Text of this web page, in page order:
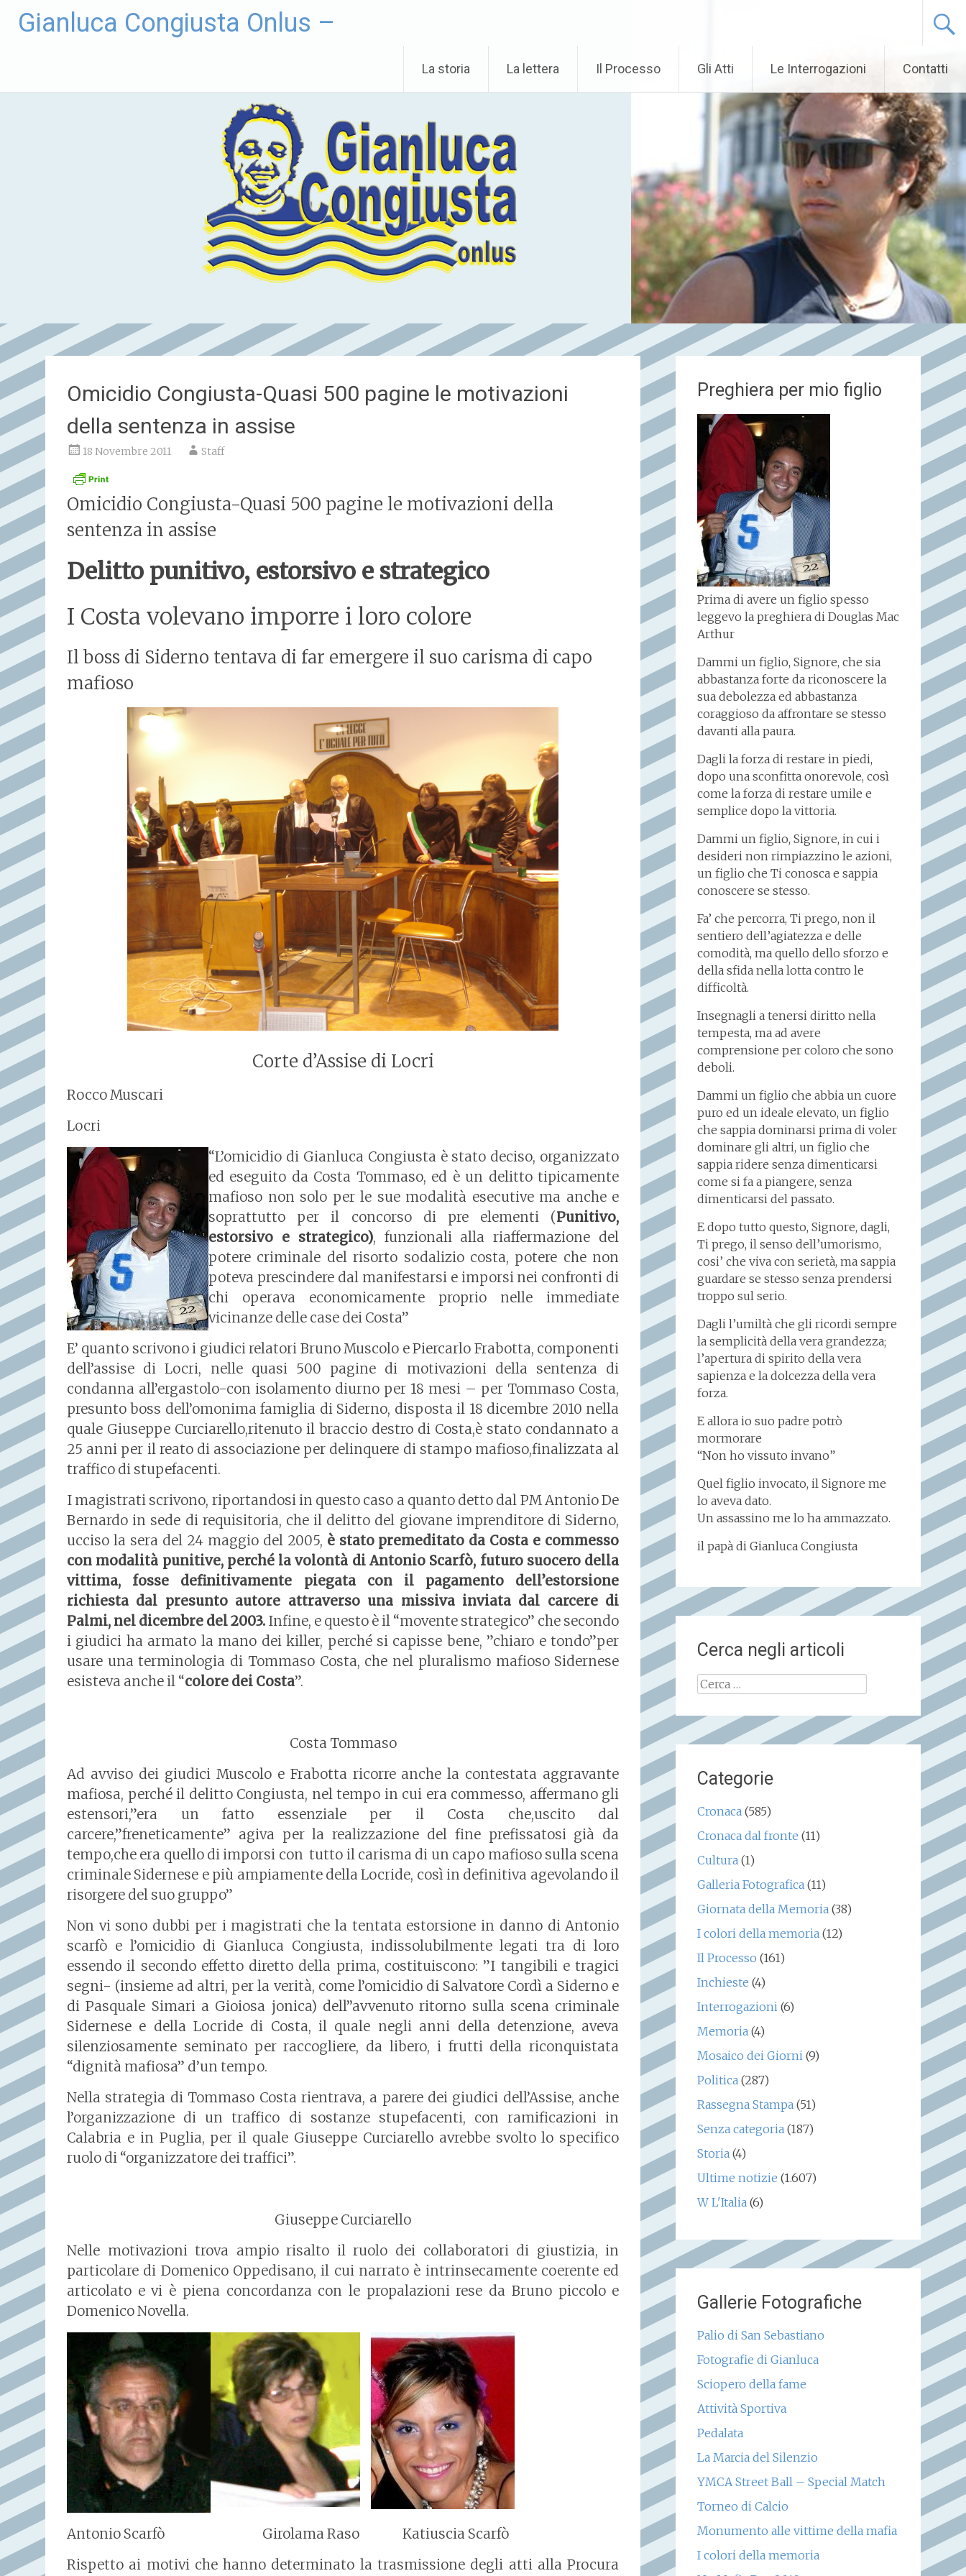
Gianluca Congiusta Onlus –
La storia La lettera Il Processo Gli Atti Le Interrogazioni Contatti
Omicidio Congiusta-Quasi 500 pagine le motivazioni
della sentenza in assise
18 Novembre 2011 Staff
Omicidio Congiusta-Quasi 500 pagine le motivazioni della
sentenza in assise
Delitto punitivo, estorsivo e strategico
I Costa volevano imporre i loro colore
Il boss di Siderno tentava di far emergere il suo carisma di capo
mafioso
Corte d’Assise di Locri
Rocco Muscari
Locri
“L’omicidio di Gianluca Congiusta è stato deciso, organizzato
ed eseguito da Costa Tommaso, ed è un delitto tipicamente
mafioso non solo per le sue modalità esecutive ma anche e
soprattutto per il concorso di pre elementi (Punitivo,
estorsivo e strategico), funzionali alla riaffermazione del
potere criminale del risorto sodalizio costa, potere che non
poteva prescindere dal manifestarsi e imporsi nei confronti di
chi operava economicamente proprio nelle immediate
vicinanze delle case dei Costa”
E’ quanto scrivono i giudici relatori Bruno Muscolo e Piercarlo Frabotta, componenti
dell’assise di Locri, nelle quasi 500 pagine di motivazioni della sentenza di
condanna all’ergastolo-con isolamento diurno per 18 mesi – per Tommaso Costa,
presunto boss dell’omonima famiglia di Siderno, disposta il 18 dicembre 2010 nella
quale Giuseppe Curciarello,ritenuto il braccio destro di Costa,è stato condannato a
25 anni per il reato di associazione per delinquere di stampo mafioso,finalizzata al
traffico di stupefacenti.
I magistrati scrivono, riportandosi in questo caso a quanto detto dal PM Antonio De
Bernardo in sede di requisitoria, che il delitto del giovane imprenditore di Siderno,
ucciso la sera del 24 maggio del 2005, è stato premeditato da Costa e commesso
con modalità punitive, perché la volontà di Antonio Scarfò, futuro suocero della
vittima, fosse definitivamente piegata con il pagamento dell’estorsione
richiesta dal presunto autore attraverso una missiva inviata dal carcere di
Palmi, nel dicembre del 2003. Infine, e questo è il “movente strategico” che secondo
i giudici ha armato la mano dei killer, perché si capisse bene, ”chiaro e tondo”per
usare una terminologia di Tommaso Costa, che nel pluralismo mafioso Sidernese
esisteva anche il “colore dei Costa”.
Costa Tommaso
Ad avviso dei giudici Muscolo e Frabotta ricorre anche la contestata aggravante
mafiosa, perché il delitto Congiusta, nel tempo in cui era commesso, affermano gli
estensori,”era un fatto essenziale per il Costa che,uscito dal
carcere,”freneticamente” agiva per la realizzazione del fine prefissatosi già da
tempo,che era quello di imporsi con tutto il carisma di un capo mafioso sulla scena
criminale Sidernese e più ampiamente della Locride, così in definitiva agevolando il
risorgere del suo gruppo”
Non vi sono dubbi per i magistrati che la tentata estorsione in danno di Antonio
scarfò e l’omicidio di Gianluca Congiusta, indissolubilmente legati tra di loro
essendo il secondo effetto diretto della prima, costituiscono: ”I tangibili e tragici
segni- (insieme ad altri, per la verità, come l’omicidio di Salvatore Cordì a Siderno e
di Pasquale Simari a Gioiosa jonica) dell’’avvenuto ritorno sulla scena criminale
Sidernese e della Locride di Costa, il quale negli anni della detenzione, aveva
silenziosamente seminato per raccogliere, da libero, i frutti della riconquistata
“dignità mafiosa” d’un tempo.
Nella strategia di Tommaso Costa rientrava, a parere dei giudici dell’Assise, anche
l’organizzazione di un traffico di sostanze stupefacenti, con ramificazioni in
Calabria e in Puglia, per il quale Giuseppe Curciarello avrebbe svolto lo specifico
ruolo di “organizzatore dei traffici”.
Giuseppe Curciarello
Nelle motivazioni trova ampio risalto il ruolo dei collaboratori di giustizia, in
particolare di Domenico Oppedisano, il cui narrato è intrinsecamente coerente ed
articolato e vi è piena concordanza con le propalazioni rese da Bruno piccolo e
Domenico Novella.
Antonio Scarfò Girolama Raso Katiuscia Scarfò
Rispetto ai motivi che hanno determinato la trasmissione degli atti alla Procura
Preghiera per mio figlio
Prima di avere un figlio spesso
leggevo la preghiera di Douglas Mac
Arthur
Dammi un figlio, Signore, che sia
abbastanza forte da riconoscere la
sua debolezza ed abbastanza
coraggioso da affrontare se stesso
davanti alla paura.
Dagli la forza di restare in piedi,
dopo una sconfitta onorevole, così
come la forza di restare umile e
semplice dopo la vittoria.
Dammi un figlio, Signore, in cui i
desideri non rimpiazzino le azioni,
un figlio che Ti conosca e sappia
conoscere se stesso.
Fa’ che percorra, Ti prego, non il
sentiero dell’agiatezza e delle
comodità, ma quello dello sforzo e
della sfida nella lotta contro le
difficoltà.
Insegnagli a tenersi diritto nella
tempesta, ma ad avere
comprensione per coloro che sono
deboli.
Dammi un figlio che abbia un cuore
puro ed un ideale elevato, un figlio
che sappia dominarsi prima di voler
dominare gli altri, un figlio che
sappia ridere senza dimenticarsi
come si fa a piangere, senza
dimenticarsi del passato.
E dopo tutto questo, Signore, dagli,
Ti prego, il senso dell’umorismo,
cosi’ che viva con serietà, ma sappia
guardare se stesso senza prendersi
troppo sul serio.
Dagli l’umiltà che gli ricordi sempre
la semplicità della vera grandezza;
l’apertura di spirito della vera
sapienza e la dolcezza della vera
forza.
E allora io suo padre potrò
mormorare
“Non ho vissuto invano”
Quel figlio invocato, il Signore me
lo aveva dato.
Un assassino me lo ha ammazzato.
il papà di Gianluca Congiusta
Cerca negli articoli
Ricerca
Categorie
Cronaca(585)
Cronaca dal fronte (11)
Cultura(1)
Galleria Fotografica(11)
Giornata della Memoria(38)
I colori della memoria(12)
Il Processo (161)
Inchieste (4)
Interrogazioni(6)
Memoria(4)
Mosaico dei Giorni(9)
Politica(287)
Rassegna Stampa(51)
Senza categoria(187)
Storia(4)
Ultime notizie (1.607)
W L'Italia(6)
Gallerie Fotografiche
Palio di San Sebastiano
Fotografie di Gianluca
Sciopero della fame
Attività Sportiva
Pedalata
La Marcia del Silenzio
YMCA Street Ball – Special Match
Torneo di Calcio
Monumento alle vittime della mafia
I colori della memoria